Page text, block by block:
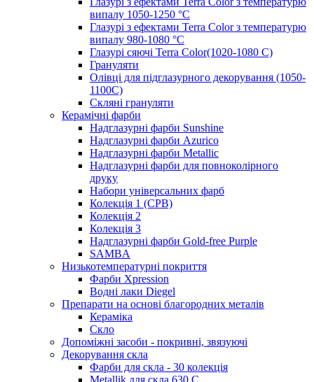
випалу 1050-1250 °С
Глазурі з ефектами Terra Color з температурю
випалу 980-1080 °С
Глазурі сяючі Terra Color(1020-1080 С)
Грануляти
Олівці для підглазурного декорування (1050-
1100С)
Скляні грануляти
Керамічні фарби
Надглазурні фарби Sunshine
Надглазурні фарби Azurico
Надглазурні фарби Metallic
Надглазурні фарби для повноколірного
друку
Набори універсальних фарб
Колекція 1 (CPB)
Колекція 2
Колекція 3
Надглазурні фарби Gold-free Purple
SAMBA
Низькотемпературні покриття
Фарби Xpression
Водні лаки Diegel
Препарати на основі благородних металів
Кераміка
Скло
Допоміжні засоби - покривні, звязуючі
Декорування скла
Фарби для скла - 30 колекція
Metallik для скла 630 С